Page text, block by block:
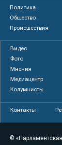
Политика
Общество
Происшествия
Видео
Фото
Мнения
Медиацентр
Колумнисты
Контакты
© «Парламентская